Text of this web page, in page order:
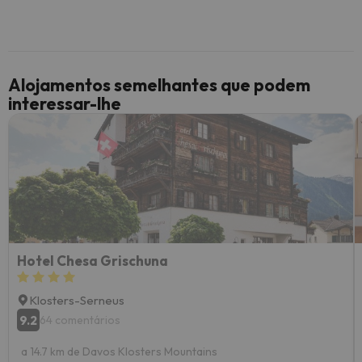
Alojamentos semelhantes que podem
interessar-lhe
Hotel Chesa Grischuna
Klosters-Serneus
9.2 64 comentários
a 14.7 km de Davos Klosters Mountains